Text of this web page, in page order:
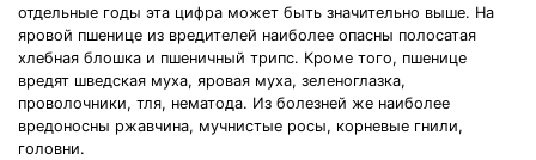
отдельные годы эта цифра может быть значительно выше. На
яровой пшенице из вредителей наиболее опасны полосатая
хлебная блошка и пшеничный трипс. Кроме того, пшенице
вредят шведская муха, яровая муха, зеленоглазка,
проволочники, тля, нематода. Из болезней же наиболее
вредоносны ржавчина, мучнистые росы, корневые гнили,
головни.